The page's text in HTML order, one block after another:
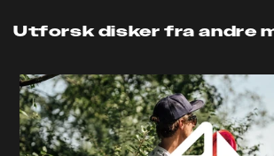
Utforsk disker fra andre